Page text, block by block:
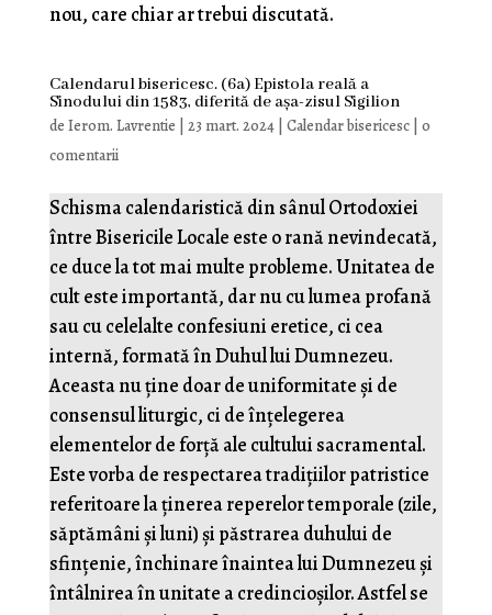
nou, care chiar ar trebui discutată.
Calendarul bisericesc. (6a) Epistola reală a
Sinodului din 1583, diferită de așa-zisul Sigilion
de Ierom. Lavrentie 23 mart. 2024| Calendar bisericesc| 0
comentarii
Schisma calendaristică din sânul Ortodoxiei
între Bisericile Locale este o rană nevindecată,
ce duce la tot mai multe probleme. Unitatea de
cult este importantă, dar nu cu lumea profană
sau cu celelalte confesiuni eretice, ci cea
internă, formată în Duhul lui Dumnezeu.
Aceasta nu ține doar de uniformitate și de
consensul liturgic, ci de înțelegerea
elementelor de forță ale cultului sacramental.
Este vorba de respectarea tradițiilor patristice
referitoare la ținerea reperelor temporale (zile,
săptămâni și luni) și păstrarea duhului de
sfințenie, închinare înaintea lui Dumnezeu și
întâlnirea în unitate a credincioșilor. Astfel se